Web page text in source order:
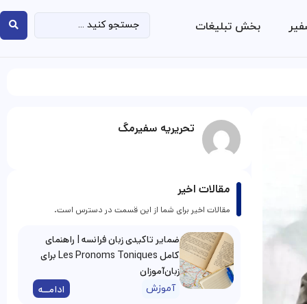
بخش تبلیغات
تحریریه سفیرمگ
مقالات اخیر
مقالات اخیر برای شما از این قسمت در دسترس است.
ضمایر تاکیدی زبان فرانسه | راهنمای
کامل Les Pronoms Toniques برای
زبان‌آموزان
آموزش ادامــه